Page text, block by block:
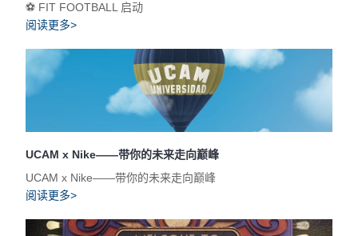
⚽️ FIT FOOTBALL 启动
阅读更多>
UCAM x Nike——带你的未来走向巅峰
UCAM x Nike——带你的未来走向巅峰
阅读更多>